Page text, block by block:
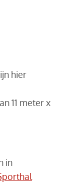
hier
11 meter x
in